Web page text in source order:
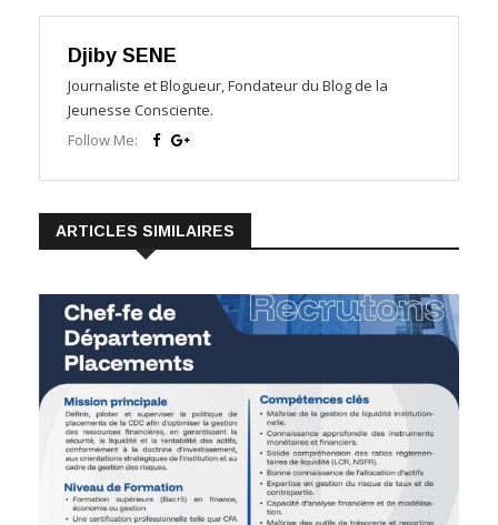
Djiby SENE
Journaliste et Blogueur, Fondateur du Blog de la
Jeunesse Consciente.
Follow Me:
ARTICLES SIMILAIRES